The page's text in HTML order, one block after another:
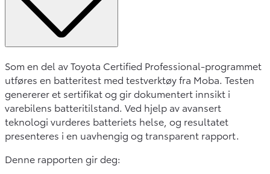
Som en del av Toyota Certified Professional-programmet
utføres en batteritest med testverktøy fra Moba. Testen
genererer et sertifikat og gir dokumentert innsikt i
varebilens batteritilstand. Ved hjelp av avansert
teknologi vurderes batteriets helse, og resultatet
presenteres i en uavhengig og transparent rapport.
Denne rapporten gir deg: